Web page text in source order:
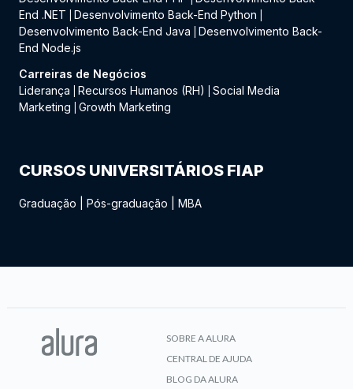
End .NET
Desenvolvimento Back-End Python
Desenvolvimento Back-End Java
Desenvolvimento Back-
End Node.js
Carreiras de Negócios
Liderança
Recursos Humanos (RH)
Social Media
Marketing
Growth Marketing
CURSOS UNIVERSITÁRIOS FIAP
Graduação Pós-graduação MBA
SOBRE A ALURA
CENTRAL DE AJUDA
BLOG DA ALURA